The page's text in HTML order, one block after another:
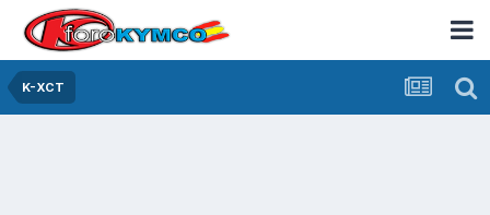
K-XCT